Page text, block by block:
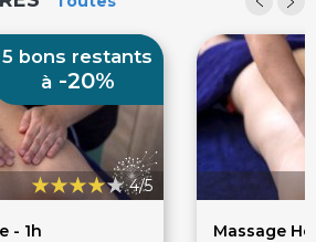
4/5
- 1h
5 bons restants
à -20%
Massage